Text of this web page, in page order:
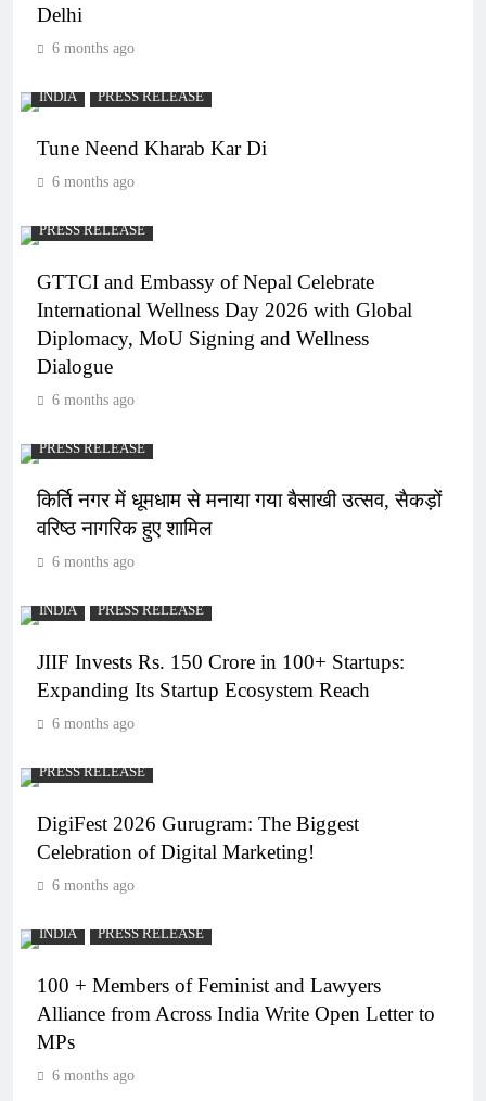
Delhi
6 months ago
INDIA PRESS RELEASE
Tune Neend Kharab Kar Di
6 months ago
PRESS RELEASE
GTTCI and Embassy of Nepal Celebrate
International Wellness Day 2026 with Global
Diplomacy, MoU Signing and Wellness
Dialogue
6 months ago
PRESS RELEASE
किर्ति नगर में धूमधाम से मनाया गया बैसाखी उत्सव, सैकड़ों
वरिष्ठ नागरिक हुए शामिल
6 months ago
INDIA PRESS RELEASE
JIIF Invests Rs. 150 Crore in 100+ Startups:
Expanding Its Startup Ecosystem Reach
6 months ago
PRESS RELEASE
DigiFest 2026 Gurugram: The Biggest
Celebration of Digital Marketing!
6 months ago
INDIA PRESS RELEASE
100 + Members of Feminist and Lawyers
Alliance from Across India Write Open Letter to
MPs
6 months ago